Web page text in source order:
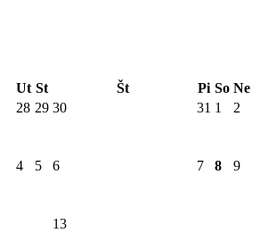
Ut St Št Pi So Ne
28 29 30 31 1
2
4 5 6 7 8 9
13